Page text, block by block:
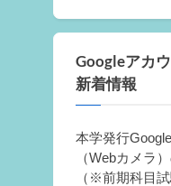
Googleアカ
新着情報
本学発行
（Webカメラ
（※前期科目